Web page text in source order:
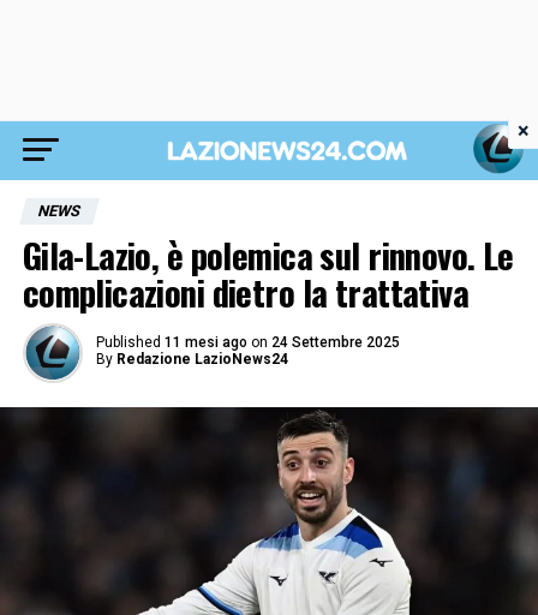
NEWS
Gila-Lazio, è polemica sul rinnovo. Le
complicazioni dietro la trattativa
Published 11 mesi ago on 24 Settembre 2025
By Redazione LazioNews24
×